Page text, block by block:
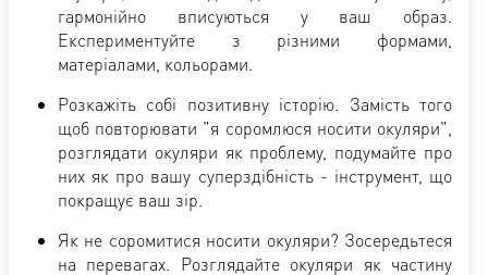
гармонійно вписуються у ваш образ.
Експериментуйте з різними формами,
матеріалами, кольорами.
Розкажіть собі позитивну історію. Замість того
щоб повторювати "я соромлюся носити окуляри",
розглядати окуляри як проблему, подумайте про
них як про вашу суперздібність - інструмент, що
покращує ваш зір.
Як не соромитися носити окуляри? Зосередьтеся
на перевагах. Розглядайте окуляри як частину